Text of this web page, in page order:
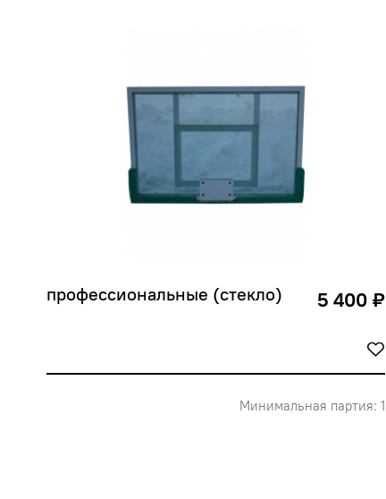
профессиональные (стекло) 5 400 ₽
Минимальная партия: 1